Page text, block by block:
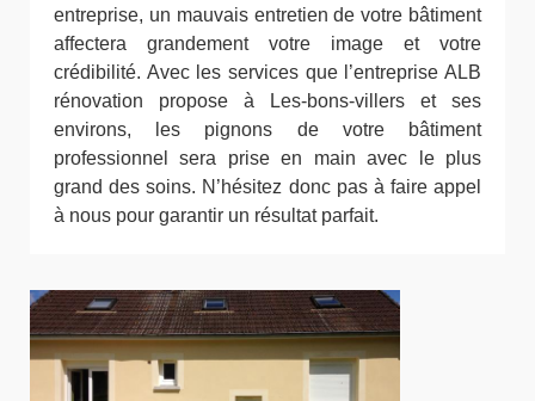
entreprise, un mauvais entretien de votre bâtiment
affectera grandement votre image et votre
crédibilité. Avec les services que l’entreprise ALB
rénovation propose à Les-bons-villers et ses
environs, les pignons de votre bâtiment
professionnel sera prise en main avec le plus
grand des soins. N’hésitez donc pas à faire appel
à nous pour garantir un résultat parfait.